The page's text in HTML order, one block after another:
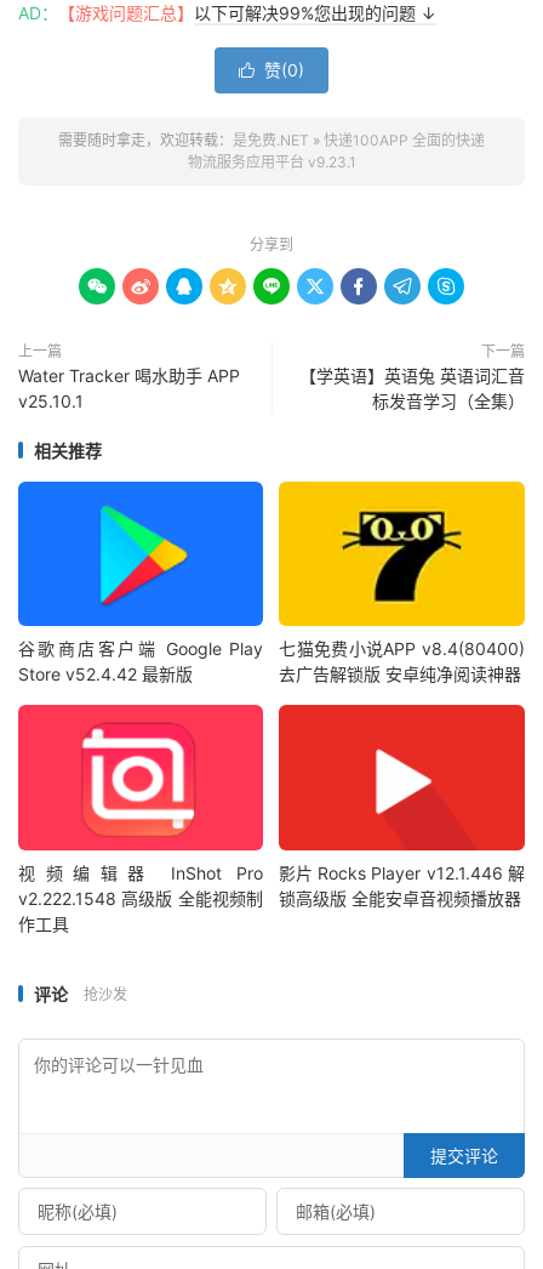
AD： 【游戏问题汇总】 以下可解决99%您出现的问题 ↓
 赞(0)
需要随时拿走，欢迎转载： 是免费.NET » 快递100APP 全面的快递
物流服务应用平台 v9.23.1
分享到
        
上一篇
Water Tracker 喝水助手 APP
v25.10.1
下一篇
【学英语】英语兔 英语词汇音
标发音学习（全集）
相关推荐
谷歌商店客户端 Google Play
Store v52.4.42 最新版
七猫免费小说APP v8.4(80400)
去广告解锁版 安卓纯净阅读神器
视频编辑器 InShot Pro
v2.222.1548 高级版 全能视频制
作工具
影片 Rocks Player v12.1.446 解
锁高级版 全能安卓音视频播放器
评论 抢沙发
提交评论